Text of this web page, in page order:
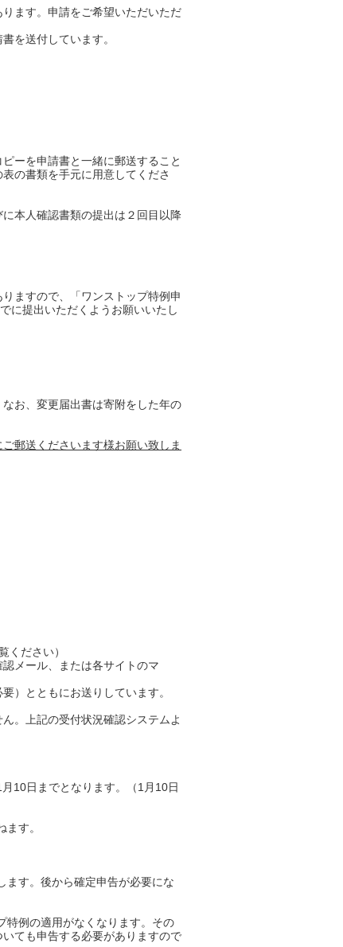
ます。申請をご希望いただいただ
を送付しています。
ーを申請書と一緒に郵送すること
の書類を手元に用意してくださ
本人確認書類の提出は２回⽬以降
ますので、「ワンストップ特例申
に提出いただくようお願いいたし
お、変更届出書は寄附をした年の
郵送くださいます様お願い致しま
ください）
ル、または各サイトのマ
）とともにお送りしています。
。上記の受付状況確認システムよ
10日までとなります。（1月10日
す。
ます。後から確定申告が必要にな
特例の適用がなくなります。その
ても申告する必要がありますので